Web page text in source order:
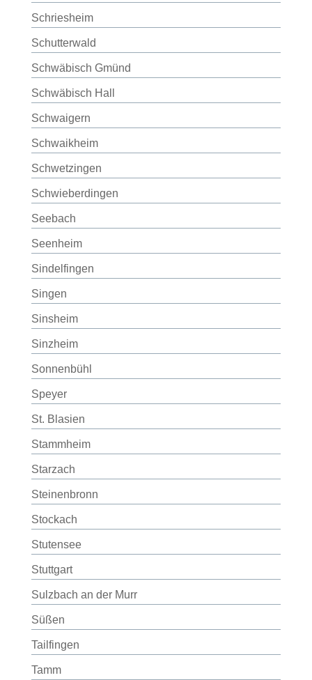
Schriesheim
Schutterwald
Schwäbisch Gmünd
Schwäbisch Hall
Schwaigern
Schwaikheim
Schwetzingen
Schwieberdingen
Seebach
Seenheim
Sindelfingen
Singen
Sinsheim
Sinzheim
Sonnenbühl
Speyer
St. Blasien
Stammheim
Starzach
Steinenbronn
Stockach
Stutensee
Stuttgart
Sulzbach an der Murr
Süßen
Tailfingen
Tamm